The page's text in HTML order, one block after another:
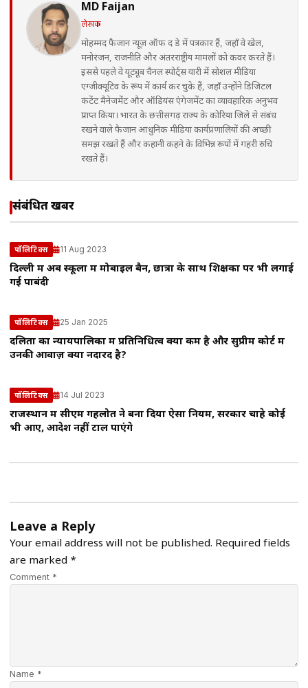
MD Faijan
लेखक
मोहम्मद फैजान न्यूज़ ऑफ द डे में पत्रकार हैं, जहाँ वे खेल,
मनोरंजन, राजनीति और अंतरराष्ट्रीय मामलों को कवर करते हैं।
इससे पहले वे यूट्यूब चैनल स्पोर्ट्स यारी में सोशल मीडिया
एग्जीक्यूटिव के रूप में कार्य कर चुके हैं, जहाँ उन्होंने डिजिटल
कंटेंट मैनेजमेंट और ऑडियंस एंगेजमेंट का व्यावहारिक अनुभव
प्राप्त किया। भारत के छत्तीसगढ़ राज्य के कोरिया जिले से संबंध
रखने वाले फैजान आधुनिक मीडिया कार्यप्रणालियों की अच्छी
समझ रखते हैं और कहानी कहने के विभिन्न रूपों में गहरी रुचि
रखते हैं।
संबंधित खबरें
पॉलिटिक्स 11 Aug 2023
दिल्ली में अब स्कूलों में मोबाइल बैन, छात्रों के साथ शिक्षकों पर भी लगाई
गई पाबंदी
पॉलिटिक्स 25 Jan 2025
दलितों का न्यायपालिका में प्रतिनिधित्व क्यों कम है और सुप्रीम कोर्ट में
उनकी आवाज़ क्यों नदारद है?
पॉलिटिक्स 14 Jul 2023
राजस्थान में सीएम गहलोत ने बना दिया ऐसा नियम, सरकार चाहे कोई
भी आए, आदेश नहीं टाल पाएंगे
Leave a Reply
Your email address will not be published. Required fields
are marked *
Comment *
Name *